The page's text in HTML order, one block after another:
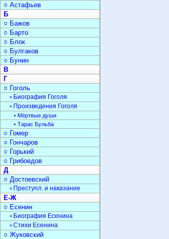
○ Астафьев
Б
○ Бажов
○ Барто
○ Блок
○ Булгаков
○ Бунин
В
Г
○ Гоголь
▫ Биография Гоголя
▫ Произведения Гоголя
• Мёртвые души
• Тарас Бульба
○ Гомер
○ Гончаров
○ Горький
○ Грибоедов
Д
○ Достоевский
▫ Преступл. и наказание
Е-Ж
○ Есенин
▫ Биография Есенина
▫ Стихи Есенина
○ Жуковский